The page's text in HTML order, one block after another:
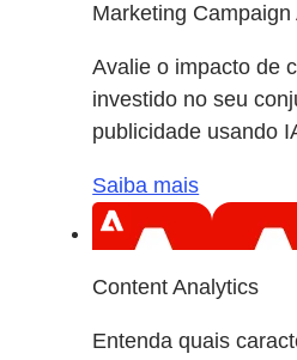
Marketing Campaign
Avalie o impacto de
investido no seu
publicidade usando
Saiba mais
Content Analytics
Entenda quais